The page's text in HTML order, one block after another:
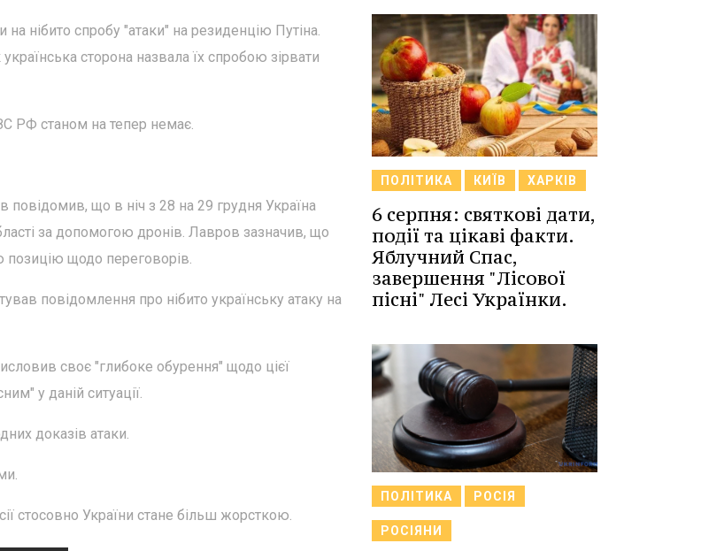
на нібито спробу "атаки" на резиденцію Путіна.
сторона назвала їх спробою зірвати
РФ станом на тепер немає.
повідомив, що в ніч з 28 на 29 грудня Україна
за допомогою дронів. Лавров зазначив, що
позицію щодо переговорів.
повідомлення про нібито українську атаку на
своє "глибоке обурення" щодо цієї
у даній ситуації.
доказів атаки.
стосовно України стане більш жорсткою.
ПОЛІТИКА КИЇВ ХАРКІВ
6 серпня: святкові дати,
події та цікаві факти.
Яблучний Спас,
завершення "Лісової
пісні" Лесі Українки.
ПОЛІТИКА РОСІЯ
РОСІЯНИ